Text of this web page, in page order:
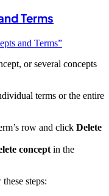
Terms
and Terms”
or several concepts
terms or the entire
row and click Delete
concept in the
steps: